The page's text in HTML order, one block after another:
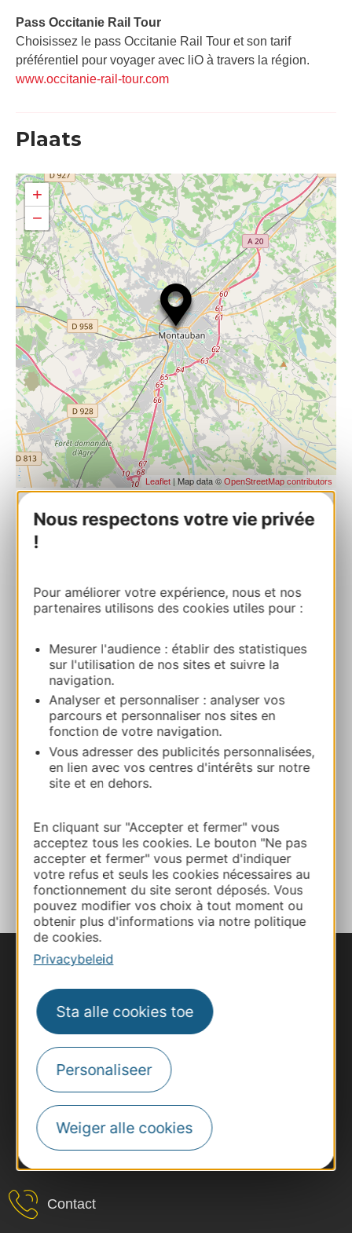
Nous respectons votre vie privée
!
Pour améliorer votre expérience, nous et nos
partenaires utilisons des cookies utiles pour :
Mesurer l'audience : établir des statistiques
sur l'utilisation de nos sites et suivre la
navigation.
Analyser et personnaliser : analyser vos
parcours et personnaliser nos sites en
fonction de votre navigation.
Vous adresser des publicités personnalisées,
en lien avec vos centres d'intérêts sur notre
site et en dehors.
En cliquant sur "Accepter et fermer" vous
acceptez tous les cookies. Le bouton "Ne pas
accepter et fermer" vous permet d'indiquer
votre refus et seuls les cookies nécessaires au
fonctionnement du site seront déposés. Vous
pouvez modifier vos choix à tout moment ou
obtenir plus d'informations via notre politique
de cookies.
Privacybeleid
Sta alle cookies toe
Personaliseer
Weiger alle cookies
Pass Occitanie Rail Tour​
Choisissez le pass Occitanie Rail Tour et son tarif
préférentiel pour voyager avec liO à travers la région.
www.occitanie-rail-tour.com
Plaats
+
−
Leaflet| Map data © OpenStreetMap contributors
RESERVEREN
Complexe Abbaye des Capucins – Dalí
Hôtel
Bereken uw route
05 63 21 00 00
E-mail
TOEVOEGEN
AAN NOTITIEBOEKJE
Contact